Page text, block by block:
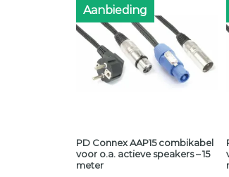
Aanbieding
PD Connex AAP15 combikabel
voor o.a. actieve speakers – 15
meter